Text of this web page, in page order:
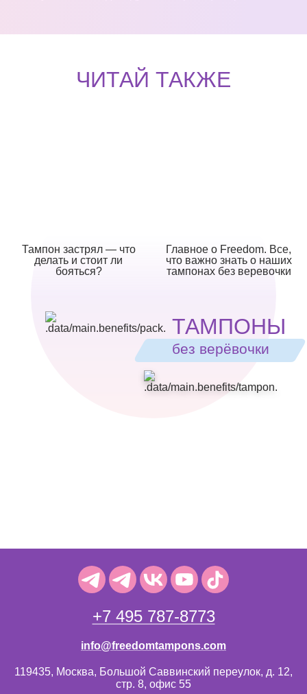
ЧИТАЙ ТАКЖЕ
Тампон застрял — что
делать и стоит ли
бояться?
Главное о Freedom. Все,
что важно знать о наших
тампонах без веревочки
ТАМПОНЫ
без верёвочки
+7 495 787-8773
info@freedomtampons.com
119435, Москва, Большой Саввинский переулок, д. 12,
стр. 8, офис 55